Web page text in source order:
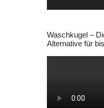
Waschkugel –
Alternative für